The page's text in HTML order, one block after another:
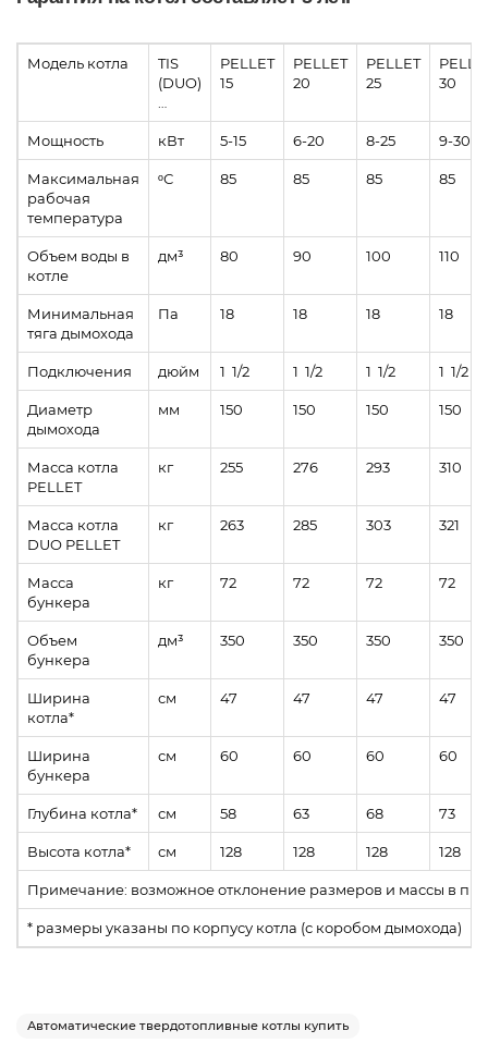
Модель котла
TIS
(DUO)
PELLET
15
PELLET
20
PELLET
25
30
Мощность кВт 5-15 6-20 8-25 9-30
Максимальная
рабочая
температура
ᵒС 85 85 85 85
Объем воды в
котле
дм³ 80 90 100 110
Минимальная
тяга дымохода
Па 18 18 18 18
Подключения дюйм 1 1/2 1 1/2 1 1/2 1 1/2
Диаметр
дымохода
мм 150 150 150 150
Масса котла
PELLET
кг 255 276 293 310
Масса котла
DUO PELLET
кг 263 285 303 321
Масса
бункера
кг 72 72 72 72
Объем
бункера
дм³ 350 350 350 350
Ширина
котла*
см 47 47 47 47
Ширина
бункера
см 60 60 60 60
Глубина котла* см 58 63 68 73
Высота котла* см 128 128 128 128
Примечание: возможное отклонение размеров и массы в
* размеры указаны по корпусу котла (с коробом дымохода)
Автоматические твердотопливные котлы купить